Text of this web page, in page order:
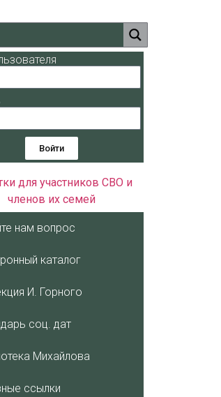
Войти
для участников СВО и
членов их семей
нам вопрос
каталог
И. Горного
соц. дат
Михайлова
ссылки